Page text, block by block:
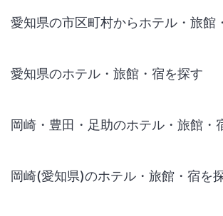
愛知県の市区町村からホテル・旅館
愛知県のホテル・旅館・宿を探す
岡崎・豊田・足助のホテル・旅館・
岡崎(愛知県)のホテル・旅館・宿を